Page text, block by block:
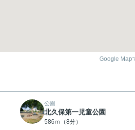
Google Map
公園
北久保第一児童公園
586ｍ（8分）